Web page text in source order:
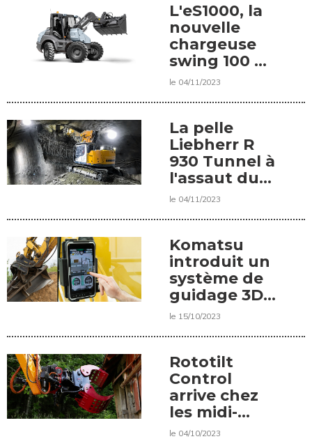
L'eS1000, la
nouvelle
chargeuse
swing 100 %
électrique
le 04/11/2023
La pelle
Liebherr R
930 Tunnel à
l'assaut du
marché
le 04/11/2023
Komatsu
introduit un
système de
guidage 3D
avec pesage
le 15/10/2023
Rototilt
Control
arrive chez
les midi-
pelles
le 04/10/2023